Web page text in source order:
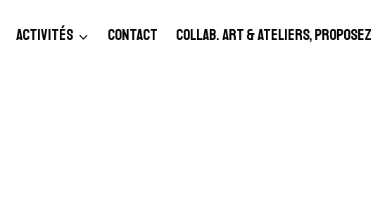
ACTIVITÉS CONTACT COLLAB. ART & ATELIERS,